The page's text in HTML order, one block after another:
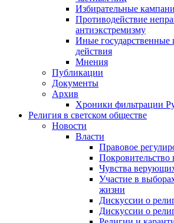
Избирательные
Противодействие
антиэкстремизму
Иные государственные
действия
Мнения
Публикации
Документы
Архив
Хроники фильтрации
Религия в светском обществе
Новости
Власти
Правовое
Покровительство
Чувства
Участие в
жизни
Дискуссии о
Дискуссии о